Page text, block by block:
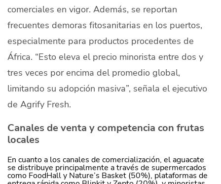
comerciales en vigor. Además, se reportan
frecuentes demoras fitosanitarias en los puertos,
especialmente para productos procedentes de
África. “Esto eleva el precio minorista entre dos y
tres veces por encima del promedio global,
limitando su adopción masiva”, señala el ejecutivo
de Agrify Fresh.
Canales de venta y competencia con frutas
locales
En cuanto a los canales de comercialización, el aguacate
se distribuye principalmente a través de supermercados
como FoodHall y Nature’s Basket (50%), plataformas de